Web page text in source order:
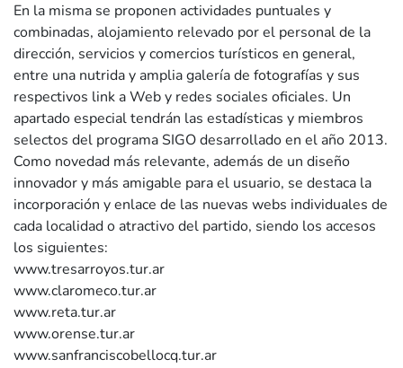
En la misma se proponen actividades puntuales y
combinadas, alojamiento relevado por el personal de la
dirección, servicios y comercios turísticos en general,
entre una nutrida y amplia galería de fotografías y sus
respectivos link a Web y redes sociales oficiales. Un
apartado especial tendrán las estadísticas y miembros
selectos del programa SIGO desarrollado en el año 2013.
Como novedad más relevante, además de un diseño
innovador y más amigable para el usuario, se destaca la
incorporación y enlace de las nuevas webs individuales de
cada localidad o atractivo del partido, siendo los accesos
los siguientes:
www.tresarroyos.tur.ar
www.claromeco.tur.ar
www.reta.tur.ar
www.orense.tur.ar
www.sanfranciscobellocq.tur.ar